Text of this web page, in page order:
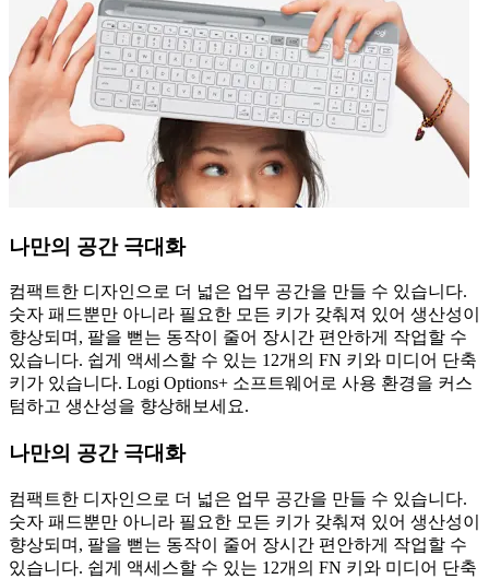
나만의 공간 극대화
컴팩트한 디자인으로 더 넓은 업무 공간을 만들 수 있습니다.
숫자 패드뿐만 아니라 필요한 모든 키가 갖춰져 있어 생산성이
향상되며, 팔을 뻗는 동작이 줄어 장시간 편안하게 작업할 수
있습니다. 쉽게 액세스할 수 있는 12개의 FN 키와 미디어 단축
키가 있습니다. Logi Options+ 소프트웨어로 사용 환경을 커스
텀하고 생산성을 향상해보세요.
나만의 공간 극대화
컴팩트한 디자인으로 더 넓은 업무 공간을 만들 수 있습니다.
숫자 패드뿐만 아니라 필요한 모든 키가 갖춰져 있어 생산성이
향상되며, 팔을 뻗는 동작이 줄어 장시간 편안하게 작업할 수
있습니다. 쉽게 액세스할 수 있는 12개의 FN 키와 미디어 단축